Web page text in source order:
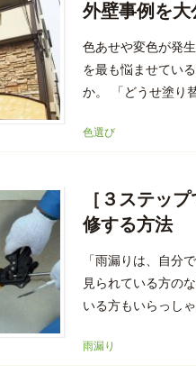
外壁事例を大
色あせや変色が発
を最も悩ませてい
か。 「どうせ塗り
色選び
［３ステッ
修する方法
「雨漏りは、自分
見られている方の
いる方もいらっし
雨漏り